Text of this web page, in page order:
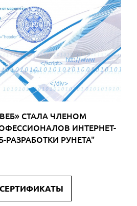
«ЮНИВЕБ» СТАЛА
ПАРТНЕРОМ